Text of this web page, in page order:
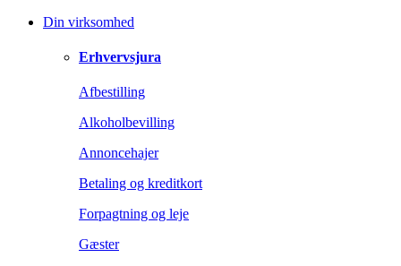
Din virksomhed
Erhvervsjura
Afbestilling
Alkoholbevilling
Annoncehajer
Betaling og kreditkort
Forpagtning og leje
Gæster